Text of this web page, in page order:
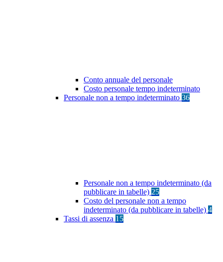
Conto annuale del personale
Costo personale tempo indeterminato
Personale non a tempo indeterminato 36
Personale non a tempo indeterminato (da
pubblicare in tabelle) 25
Costo del personale non a tempo
indeterminato (da pubblicare in tabelle) 4
Tassi di assenza 15